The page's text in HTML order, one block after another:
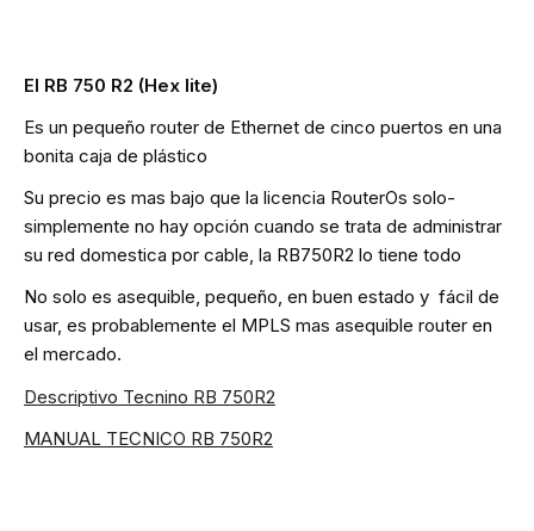
El RB 750 R2 (Hex lite)
Es un pequeño router de Ethernet de cinco puertos en una
bonita caja de plástico
Su precio es mas bajo que la licencia RouterOs solo-
simplemente no hay opción cuando se trata de administrar
su red domestica por cable, la RB750R2 lo tiene todo
No solo es asequible, pequeño, en buen estado y fácil de
usar, es probablemente el MPLS mas asequible router en
el mercado.
Descriptivo Tecnino RB 750R2
MANUAL TECNICO RB 750R2